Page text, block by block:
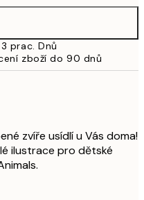
769 Kč
prac. Dnů
zboží do 90 dnů
zvíře usídlí u Vás doma!
ilustrace pro dětské